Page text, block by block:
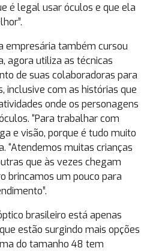
é legal usar óculos e que ela
empresária também cursou
agora utiliza as técnicas
de suas colaboradoras para
inclusive com as histórias que
onde os personagens
“Para trabalhar com
e visão, porque é tudo muito
“Atendemos muitas crianças
que às vezes chegam
brincamos um pouco para
brasileiro está apenas
estão surgindo mais opções
do tamanho 48 tem